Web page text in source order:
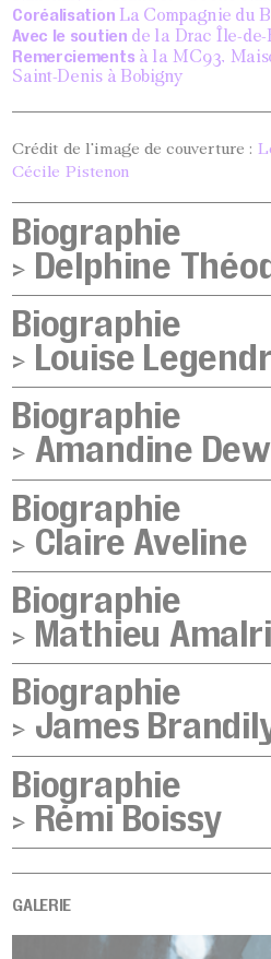
Coréalisation La Compagnie du
Avec le soutien de la Drac Île-de-
Remerciements à la MC93,
Saint-Denis à Bobigny
Crédit de l'image de couverture :
Cécile Pistenon
Biographie
> Delphine
Biographie
> Louise
Biographie
> Amandine
Biographie
> Claire Aveline
Biographie
> Mathieu
Biographie
> James
Biographie
> Rémi Boissy
GALERIE